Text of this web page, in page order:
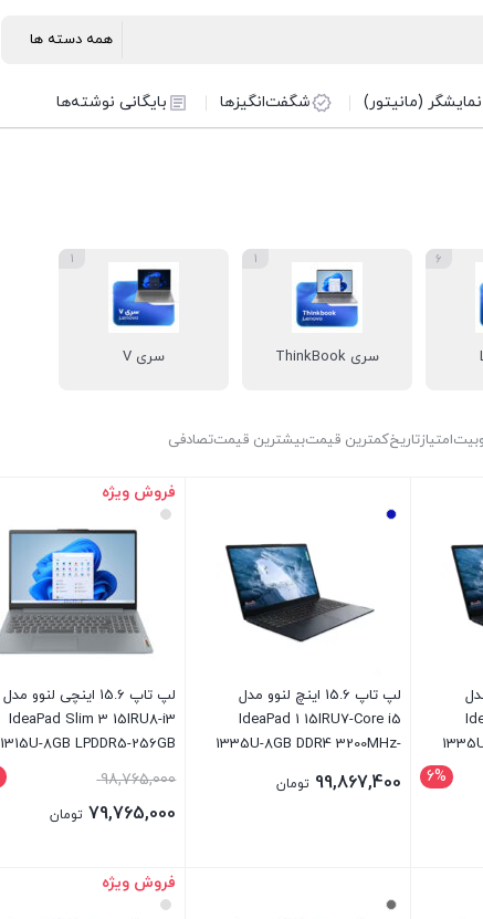
نمایشگر (مانیتور) شگفت‌انگیزها بایگانی نوشته‌ها
6
سری ThinkBook
1
سری V
1
امتیازتاریخکمترین قیمتبیشترین قیمتتصادفی
مدل
6%
لپ تاپ 15.6 اینچ لنوو مدل
IdeaPad 1 15IRU7-Core i5
1335U-8GB DDR4 3200MHz-
99,867,400 تومان
فروش ویژه
لپ تاپ 15.6 اینچی لنوو مدل
IdeaPad Slim 3 15IRU8-i3
1315U-8GB LPDDR5-256GB
98,765,000
79,765,000 تومان
بستن
فروش ویژه